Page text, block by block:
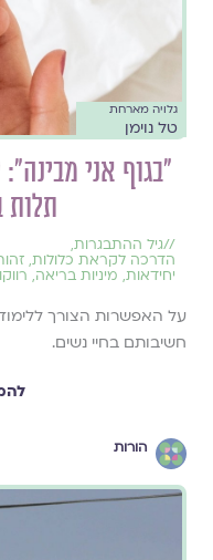
גלויה מארחת
טל נוימן
"בגוף אני
תלות
//גיל ההתבגרות,
הדרכה לקראת כלולות,
יחידאות, מיניות בריאה,
על האפשרות הצורך ללימוד
חשיבותם בחיי נשים.
הורות